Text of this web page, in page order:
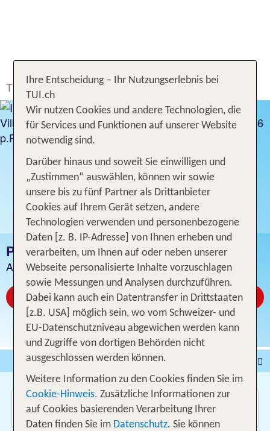
TUI.ch Ferien buchen Ferien Frankreich
PARIS FERIEN
Angebot für 1 bis 4 Tage inklusive Flug
Jetzt ab CHF 316
Pauschalferien
Städtereisen
% DEALS
Ferienhaus
Kreuzfahrten
Fahrzeuge Ausflüge
Wo soll es hin gehen?
Ihre Entscheidung – Ihr Nutzungserlebnis bei
TUI.ch
Wir nutzen Cookies und andere Technologien, die
für Services und Funktionen auf unserer Website
notwendig sind.
Darüber hinaus und soweit Sie einwilligen und
„Zustimmen“ auswählen, können wir sowie
unsere bis zu fünf Partner als Drittanbieter
Cookies auf Ihrem Gerät setzen, andere
Technologien verwenden und personenbezogene
Daten [z. B. IP-Adresse] von Ihnen erheben und
verarbeiten, um Ihnen auf oder neben unserer
Webseite personalisierte Inhalte vorzuschlagen
sowie Messungen und Analysen durchzuführen.
Dabei kann auch ein Datentransfer in Drittstaaten
[z.B. USA] möglich sein, wo vom Schweizer- und
EU-Datenschutzniveau abgewichen werden kann
und Zugriffe von dortigen Behörden nicht
ausgeschlossen werden können.
Weitere Information zu den Cookies finden Sie im
Cookie-Hinweis. Zusätzliche Informationen zur
auf Cookies basierenden Verarbeitung Ihrer
Daten finden Sie im Datenschutz. Sie können